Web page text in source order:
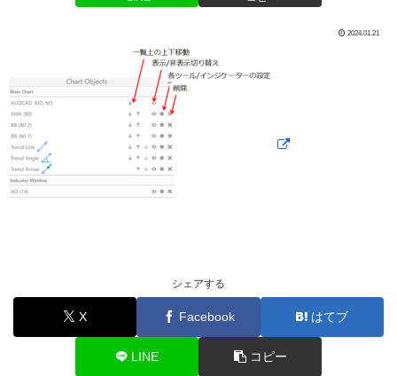
2024.01.21
シェアする
X Facebook はてブ
LINE コピー